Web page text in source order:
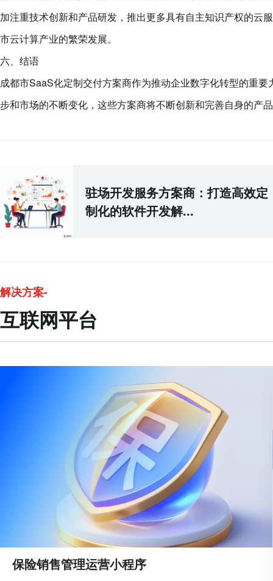
加注重技术创新和产品研发，推出更多具有自主知识产权的云
市云计算产业的繁荣发展。
六、结语
成都市SaaS化定制交付方案商作为推动企业数字化转型的重
步和市场的不断变化，这些方案商将不断创新和完善自身的产
驻场开发服务方案商：打造高效定
制化的软件开发解...
解决方案-
互联网平台
保险销售管理运营小程序